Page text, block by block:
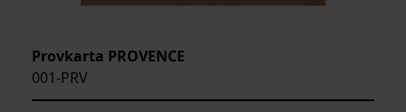
Provkarta PROVENCE
001-PRV